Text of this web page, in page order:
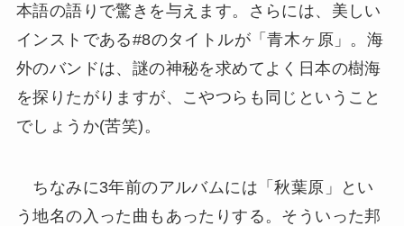
本語の語りで驚きを与えます。さらには、美しい
インストである#8のタイトルが「青木ヶ原」。海
外のバンドは、謎の神秘を求めてよく日本の樹海
を探りたがりますが、こやつらも同じということ
でしょうか(苦笑)。
ちなみに3年前のアルバムには「秋葉原」とい
う地名の入った曲もあったりする。そういった邦